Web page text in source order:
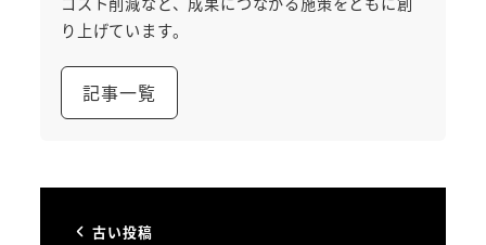
り上げています。
記事一覧
古い投稿